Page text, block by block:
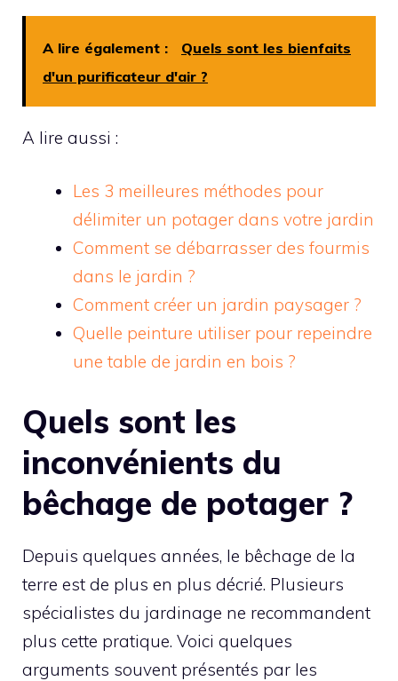
A lire également :
Quels sont les bienfaits
d'un purificateur d'air ?
A lire aussi :
Les 3 meilleures méthodes pour
délimiter un potager dans votre jardin
Comment se débarrasser des fourmis
dans le jardin ?
Comment créer un jardin paysager ?
Quelle peinture utiliser pour repeindre
une table de jardin en bois ?
Quels sont les
inconvénients du
bêchage de potager ?
Depuis quelques années, le bêchage de la
terre est de plus en plus décrié. Plusieurs
spécialistes du jardinage ne recommandent
plus cette pratique. Voici quelques
arguments souvent présentés par les